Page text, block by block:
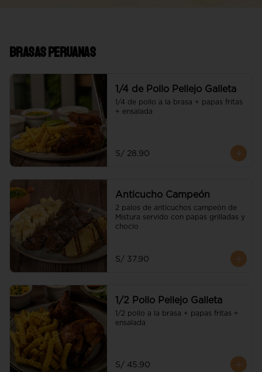
Brasas Peruanas
1/4 de Pollo Pellejo Galleta
1/4 de pollo a la brasa + papas fritas
+ ensalada
S/ 28.90
Anticucho Campeón
2 palos de anticuchos campeón de
Mistura servido con papas grilladas y
choclo
S/ 37.90
1/2 Pollo Pellejo Galleta
1/2 pollo a la brasa + papas fritas +
ensalada
S/ 45.90